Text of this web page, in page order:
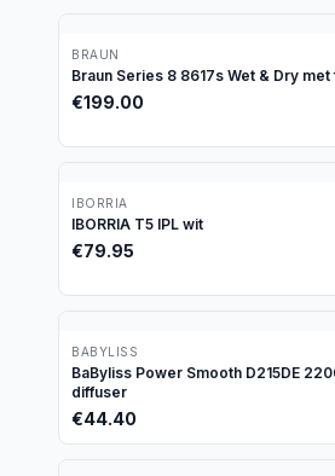
BRAUN
Braun Series 8 8617s Wet & Dry
€199.00
IBORRIA
IBORRIA T5 IPL wit
€79.95
BABYLISS
BaByliss Power Smooth D215DE
diffuser
€44.40